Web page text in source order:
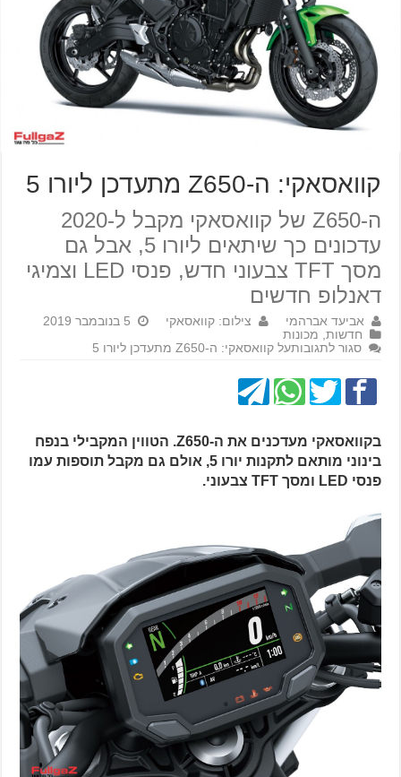
קוואסאקי: ה-Z650 מתעדכן ליורו 5
ה-Z650 של קוואסאקי מקבל ל-2020
עדכונים כך שיתאים ליורו 5, אבל גם
מסך TFT צבעוני חדש, פנסי LED וצמיגי
דאנלופ חדשים
אביעד אברהמי צילום: קוואסאקי
5 בנובמבר 2019
חדשות, מכונות
סגור לתגובותעל קוואסאקי: ה-Z650 מתעדכן ליורו 5
בקוואסאקי מעדכנים את ה-Z650. הטווין המקבילי בנפח
בינוני מותאם לתקנות יורו 5, אולם גם מקבל תוספות עמו
פנסי LED ומסך TFT צבעוני.